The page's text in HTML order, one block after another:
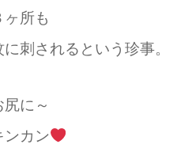
ヶ所も
に刺されるという珍事。
尻に～
ンカン